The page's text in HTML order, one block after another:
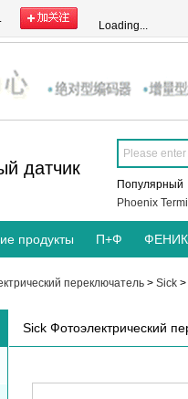
Loading...
датчик
Популярный
Phoenix
продукты П+Ф
переключатель > Sick >
Sick Фотоэлектрический